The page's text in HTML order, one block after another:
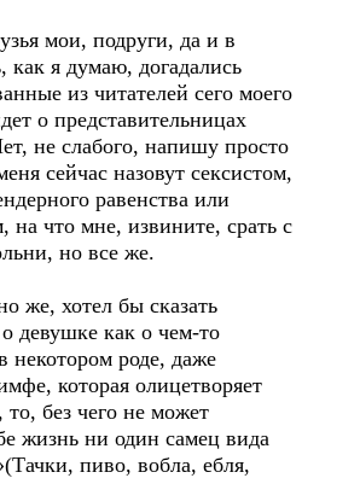
мои, подруги, да и в
как я думаю, догадались
из читателей сего моего
о представительницах
не слабого, напишу просто
сейчас назовут сексистом,
равенства или
на что мне, извините, срать с
но все же.
же, хотел бы сказать
девушке как о чем-то
роде, даже
которая олицетворяет
то, без чего не может
жизнь ни один самец вида
пиво, вобла, ебля,